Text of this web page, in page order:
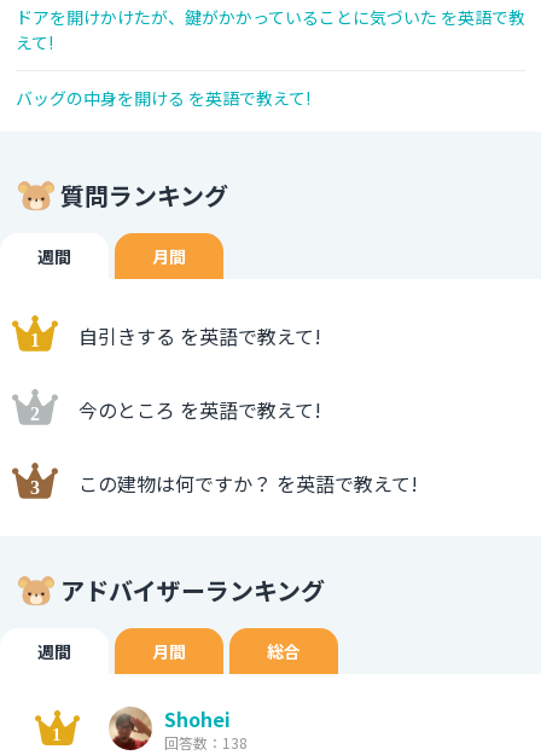
ドアを開けかけたが、鍵がかかっていることに気づいた を英語で教
えて!
バッグの中身を開ける を英語で教えて!
質問ランキング
週間 月間
自引きする を英語で教えて!
今のところ を英語で教えて!
この建物は何ですか？ を英語で教えて!
アドバイザーランキング
週間 月間 総合
Shohei
回答数：138